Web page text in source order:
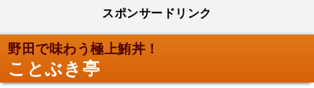
スポンサードリンク
野田で味わう極上鮪丼！
ことぶき亭